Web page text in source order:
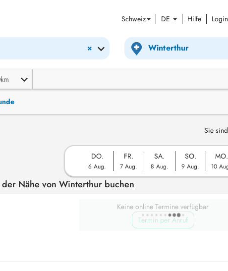
Schweiz DE Hilfe Login
×
Sie
DO.
6 Aug.
FR.
7 Aug.
SA.
8 Aug.
SO.
9 Aug.
MO.
10
Nähe von Winterthur buchen
Keine online Termine verfügbar
Termin per Anruf